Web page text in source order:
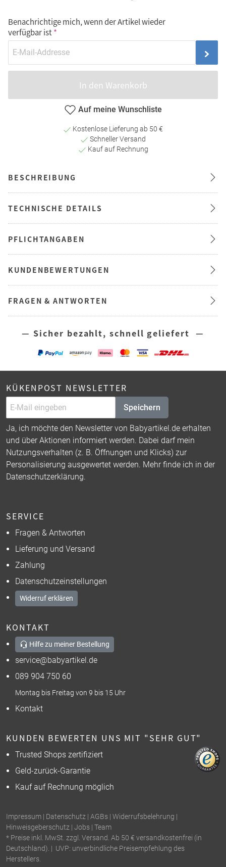
Benachrichtige mich, wenn der Artikel wieder
verfügbar ist
In den Warenkorb
Auf meine Wunschliste
Kostenlose Lieferung ab 50 €
Schneller Versand
Kauf auf Rechnung
BESCHREIBUNG
TECHNISCHE DETAILS
PFLICHTANGABEN
KUNDENBEWERTUNGEN
FRAGEN & ANTWORTEN
— Sicher bezahlt, schnell geliefert —
KÜKENPOST NEWSLETTER
Speichern
Ja, ich möchte den Newsletter von Babyartikel.de erhalten
und über Aktionen informiert werden. Dabei darf mein
Nutzungsverhalten (z. B. Öffnungen und Klicks) zur
Personalisierung ausgewertet werden. Mehr finde ich in der
Datenschutzerklärung.
SERVICE
Fragen & Antworten
Lieferung und Versand
Zahlung
Datenschutzeinstellungen
Widerruf erklären
KONTAKT
Hilfe zu meiner Bestellung
service@babyartikel.de
089 904 750 60
Montag bis Freitag von 9 bis 15 Uhr
Kontakt
KUNDEN BEWERTEN UNS MIT "SEHR GUT"
Trusted Shops zertifiziert
Geld-zurück-Garantie
Kauf auf Rechnung möglich
Impressum | Datenschutz | AGBs | Widerrufsbelehrung |
Hinweisgeberschutz | Jobs | Team
* Preise inkl. MwSt. zzgl. Versand. Ab 50 € versandkostenfrei (in
Deutschland). | UVP: unverbindliche Preisempfehlung des
Herstellers.